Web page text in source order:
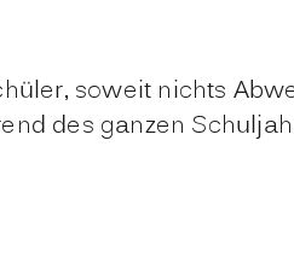
soweit nichts
des ganzen